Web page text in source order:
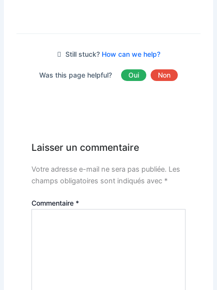
Still stuck? How can we help?
Was this page helpful? Oui Non
Laisser un commentaire
Votre adresse e-mail ne sera pas publiée. Les
champs obligatoires sont indiqués avec *
Commentaire *